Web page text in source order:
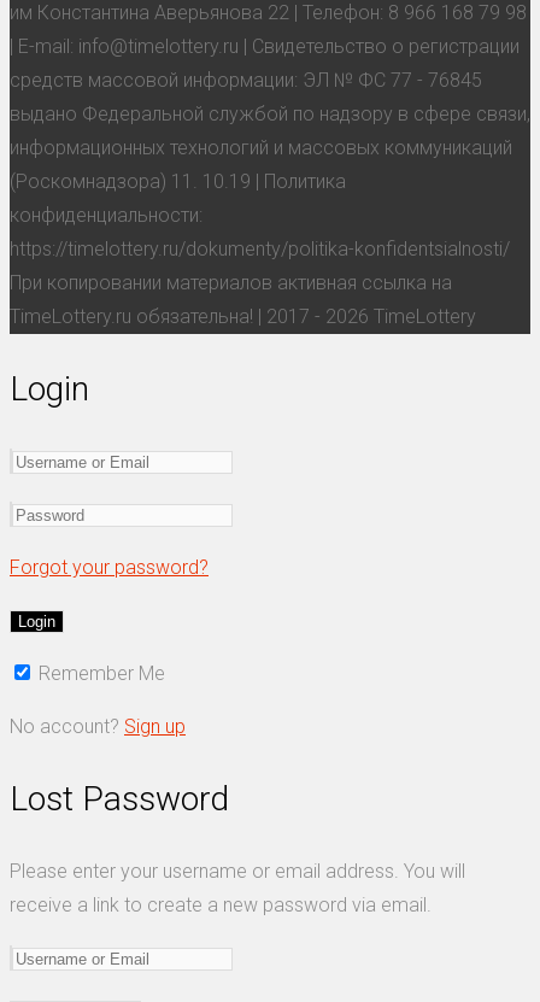
им Константина Аверьянова 22 | Телефон: 8 966 168 79 98
| E-mail: info@timelottery.ru | Свидетельство о регистрации
средств массовой информации: ЭЛ № ФС 77 - 76845
выдано Федеральной службой по надзору в сфере связи,
информационных технологий и массовых коммуникаций
(Роскомнадзора) 11. 10.19 | Политика
конфиденциальности:
https://timelottery.ru/dokumenty/politika-konfidentsialnosti/
При копировании материалов активная ссылка на
TimeLottery.ru обязательна! | 2017 - 2026 TimeLottery
Login
Forgot your password?
Remember Me
No account? Sign up
Lost Password
Please enter your username or email address. You will
receive a link to create a new password via email.